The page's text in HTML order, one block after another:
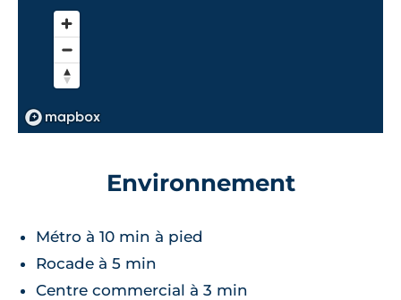
Environnement
Métro à 10 min à pied
Rocade à 5 min
Centre commercial à 3 min